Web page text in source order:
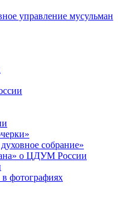
управление мусульман
собрание»
о ЦДУМ России
фотографиях